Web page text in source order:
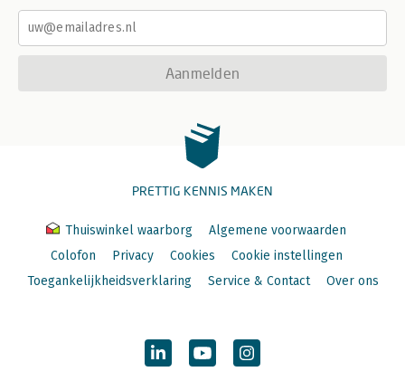
Aanmelden
PRETTIG KENNIS MAKEN
Thuiswinkel waarborg
Algemene voorwaarden
Colofon
Privacy Cookies
Cookie instellingen
Toegankelijkheidsverklaring
Service & Contact Over ons